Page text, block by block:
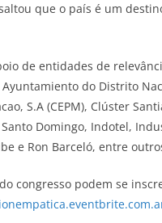
que o país é um
de entidades de
do Distrito
S.A (CEPM), Clúster
Domingo, Indotel,
e Ron Barceló, entre
congresso podem se